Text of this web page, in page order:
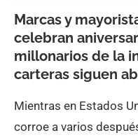
Marcas y
celebran
millonarios de la
carteras siguen
Mientras en Estados
corroe a varios